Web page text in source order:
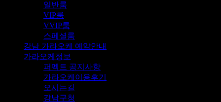
일반룸
VIP룸
VVIP룸
스페셜룸
강남 가라오케 예약안내
가라오케정보
퍼펙트 공지사항
가라오케이용후기
오시는길
강남구청